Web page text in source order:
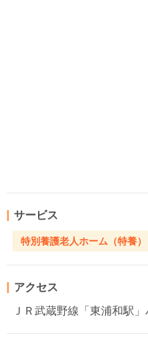
サービス
特別養護老人ホーム（特養）
アクセス
ＪＲ武蔵野線「東浦和駅